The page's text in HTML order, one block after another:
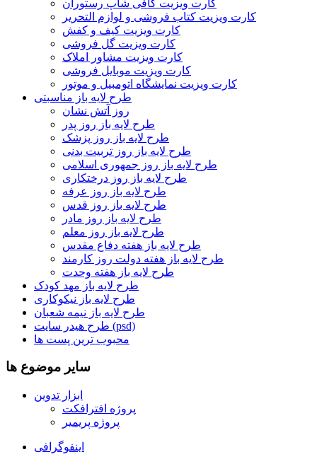
کارت ویزیت کافی شاپ رستوران
کارت ویزیت کتاب فروشی و لوازم التحریر
کارت ویزیت کیف و کفش
کارت ویزیت گل فروشی
کارت ویزیت مشاور املاک
کارت ویزیت موبایل فروشی
کارت ویزیت نمایشگاه اتومبیل و موتور
طرح لایه باز مناسبتی
روز آتش نشان
طرح لایه باز روز پدر
طرح لایه باز روز پزشک
طرح لایه باز روز تربیت بدنی
طرح لایه باز روز جمهوری اسلامی
طرح لایه باز روز درختکاری
طرح لایه باز روز عرفه
طرح لایه باز روز قدس
طرح لایه باز روز مادر
طرح لایه باز روز معلم
طرح لایه باز هفته دفاع مقدس
طرح لایه باز هفته دولت روز کارمند
طرح لایه باز هفته وحدت
طرح لایه باز مهد کودک
طرح لایه باز نیکوکاری
طرح لایه باز نیمه شعبان
طرح هیدر سایت (psd)
محبوب ترین پست ها
سایر موضوع ها
ابزار تدوین
پروژه افترافکت
پروژه پریمیر
اینفوگرافی